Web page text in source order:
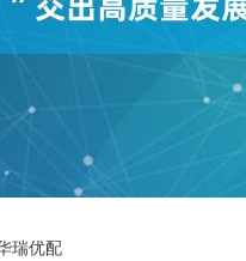
瑞优配